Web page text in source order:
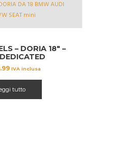
– DORIA 18″ –
IVA inclusa
tutto